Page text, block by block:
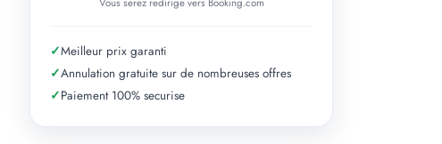
✓Meilleur prix garanti
✓Annulation gratuite sur de nombreuses offres
✓Paiement 100% securise